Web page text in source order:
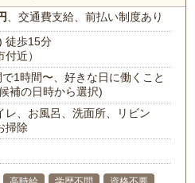
、交通費支給、前払い制度あり
徒歩15分
付近）
1時間〜、好きな日に働くこと
補の日時から選択)
レ、お風呂、洗面所、リビン
掃除